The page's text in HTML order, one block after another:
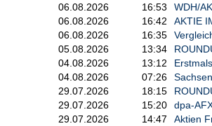
06.08.2026
16:53
WDH/
06.08.2026
16:42
AKTIE
06.08.2026
16:35
05.08.2026
13:34
04.08.2026
13:12
04.08.2026
07:26
29.07.2026
18:15
29.07.2026
15:20
dpa-
29.07.2026
14:47
Aktien